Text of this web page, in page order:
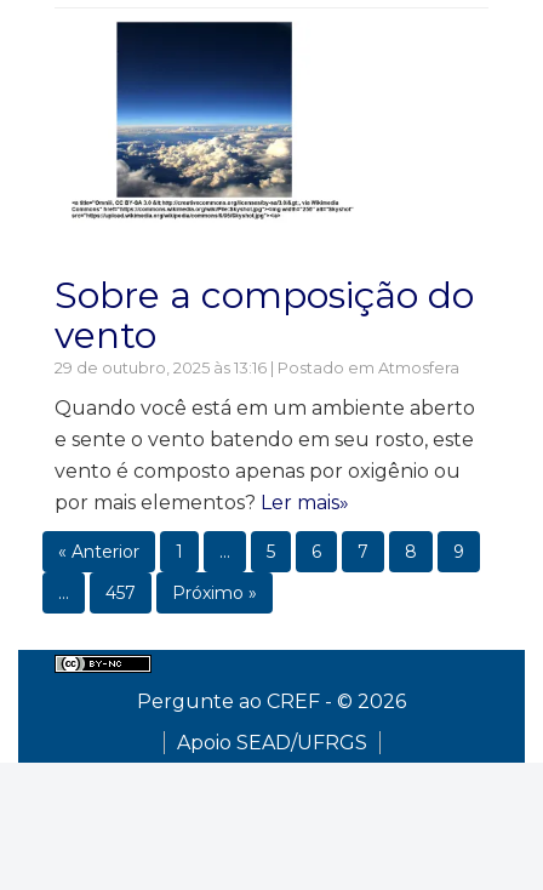
Sobre a composição do
vento
29 de outubro, 2025 às 13:16 | Postado em Atmosfera
Quando você está em um ambiente aberto
e sente o vento batendo em seu rosto, este
vento é composto apenas por oxigênio ou
por mais elementos? Ler mais»
« Anterior 1 … 5 6 7 8
9
…
457 Próximo »
Pergunte ao CREF - © 2026
Apoio SEAD/UFRGS